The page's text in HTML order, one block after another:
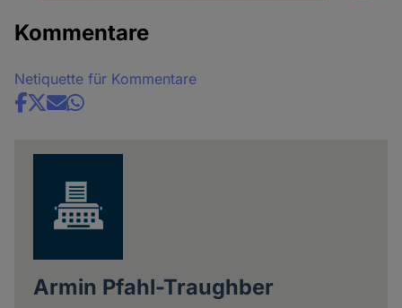
Kommentare
Netiquette für Kommentare
Share
Armin Pfahl-Traughber